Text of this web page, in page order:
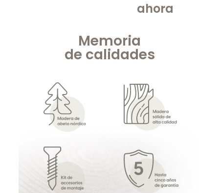
ahora
Memoria
de calidades